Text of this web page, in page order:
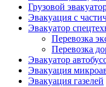
Грузовой
Эвакуация с
Эвакуатор
Перевозка
Перевозка
Эвакуатор
Эвакуация
Эвакуация газелей